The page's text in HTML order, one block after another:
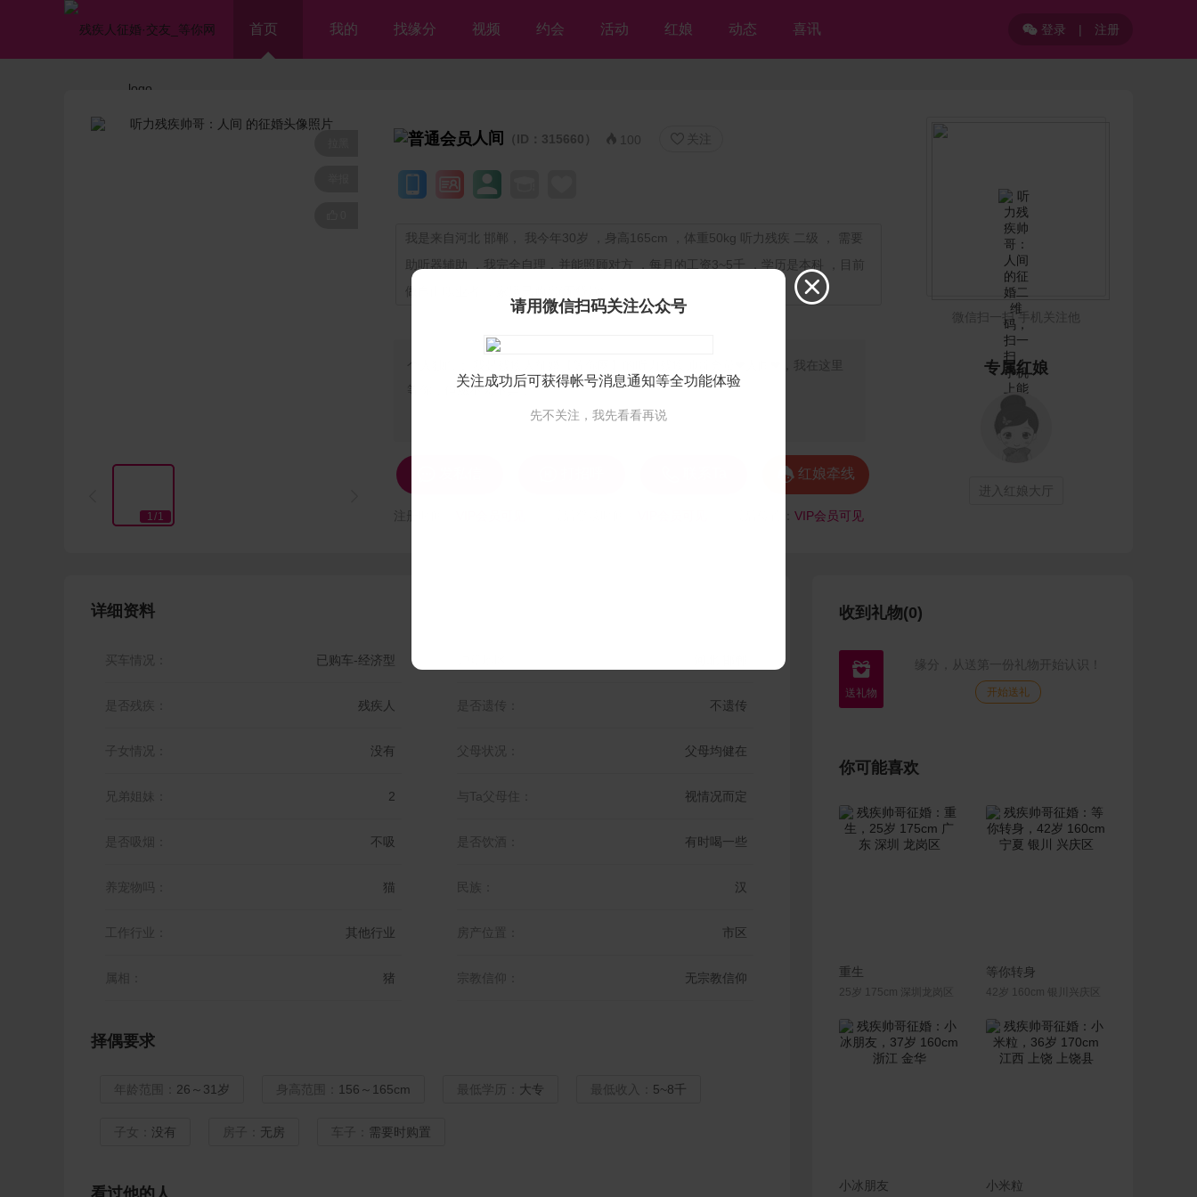
首页 我的 找缘分 视频 约会 活动 红娘 动态 喜讯 登录 | 注册
1/1
人间 （ID：315660）  100  关注
我是来自河北 邯郸， 我今年30岁 ，身高165cm ，体重50kg 听力残疾 二级 ， 需要
助听器辅助 ，我完全自理，并能照顾对方 ，每月的工资3~5千 ，学历是本科 ，目前
做自由职业者 ，家里已购房(无贷款)
个人独白：
我是残疾人征婚【等你网】的听力残疾帅哥会员❤人间❤，我在这里
等你，但愿不离不弃💘
 红娘牵线
VIP会员可见
微信扫一扫 手机关注他
专属红娘
进入红娘大厅
详细资料
买车情况： 已购车-经济型
是否残疾： 残疾人 是否遗传： 不遗传
子女情况： 没有 父母状况： 父母均健在
兄弟姐妹： 2 与Ta父母住： 视情况而定
是否吸烟： 不吸 是否饮酒： 有时喝一些
养宠物吗： 猫 民族： 汉
工作行业： 其他行业 房产位置： 市区
属相： 猪 宗教信仰： 无宗教信仰
择偶要求
年龄范围： 26～31岁 身高范围： 156～165cm 最低学历： 大专 最低收入： 5~8千
子女： 没有 房子： 无房 车子： 需要时购置
看过他的人
收到礼物(0)
 缘分，从送第一份礼物开始认识！
开始送礼
你可能喜欢
重生
25岁 175cm 深圳龙岗区
联系Ta
等你转身
42岁 160cm 银川兴庆区
联系Ta
小冰朋友 小米粒

请用微信扫码关注公众号
关注成功后可获得帐号消息通知等全功能体验
先不关注，我先看看再说